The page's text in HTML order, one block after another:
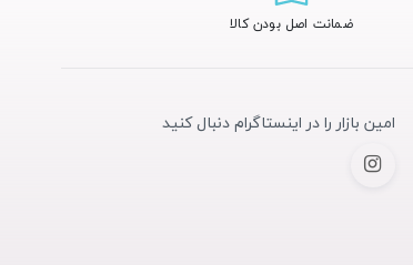
ضمانت اصل بودن کالا
امین بازار را در اینستاگرام دنبال کنید